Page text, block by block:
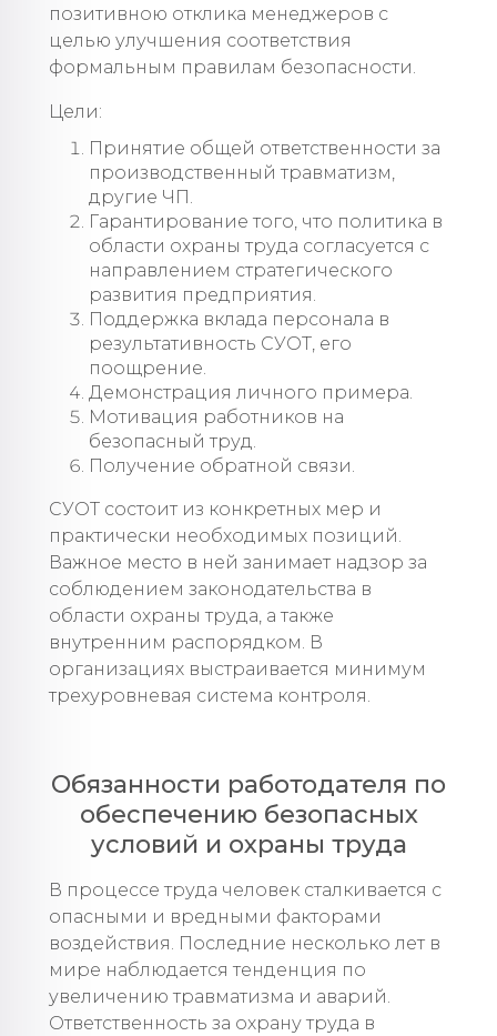
позитивною отклика менеджеров с
целью улучшения соответствия
формальным правилам безопасности.
Цели:
Принятие общей ответственности за
производственный травматизм,
другие ЧП.
Гарантирование того, что политика в
области охраны труда согласуется с
направлением стратегического
развития предприятия.
Поддержка вклада персонала в
результативность СУОТ, его
поощрение.
Демонстрация личного примера.
Мотивация работников на
безопасный труд.
Получение обратной связи.
СУОТ состоит из конкретных мер и
практически необходимых позиций.
Важное место в ней занимает надзор за
соблюдением законодательства в
области охраны труда, а также
внутренним распорядком. В
организациях выстраивается минимум
трехуровневая система контроля.
Обязанности работодателя по
обеспечению безопасных
условий и охраны труда
В процессе труда человек сталкивается с
опасными и вредными факторами
воздействия. Последние несколько лет в
мире наблюдается тенденция по
увеличению травматизма и аварий.
Ответственность за охрану труда в